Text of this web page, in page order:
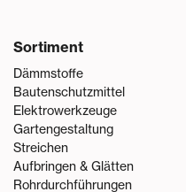
Sortiment
Dämmstoffe
Bautenschutzmittel
Elektrowerkzeuge
Gartengestaltung
Streichen
Aufbringen & Glätten
Rohrdurchführungen